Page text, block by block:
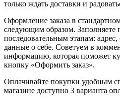
только ждать доставки и
Оформление заказа в
следующим образом. Заполняете
последовательным этапам:
данные о себе. Советуем в
информацию, которая поможет
кнопку «Оформить заказ».
Оплачивайте покупки удобным
магазине доступно 3 варианта